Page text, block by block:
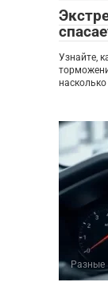
Узнайте,
Разные